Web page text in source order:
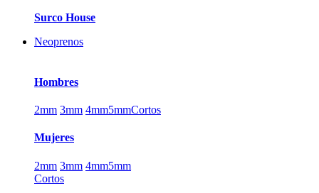
Surco House
Neoprenos
Hombres
2mm 3mm 4mm5mmCortos
Mujeres
2mm 3mm 4mm5mm
Cortos